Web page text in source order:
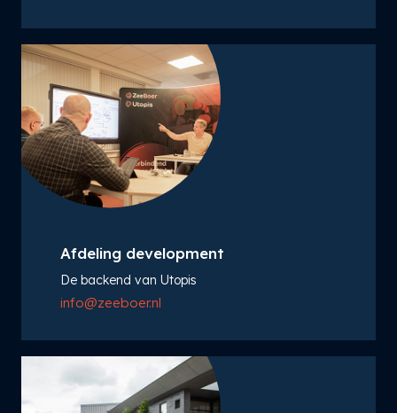
Afdeling development
De backend van Utopis
info@zeeboer.nl